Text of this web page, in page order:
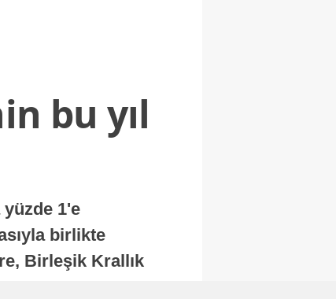
bu yıl
yüzde 1'e
birlikte
Birleşik Krallık